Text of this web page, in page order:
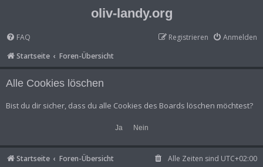
oliv-landy.org
FAQ Anmelden
Registrieren
Startseite
Foren-Übersicht
Alle Cookies löschen
Bist du dir sicher, dass du alle Cookies des Boards löschen möchtest?
Startseite Foren-Übersicht Alle Zeiten sind UTC+02:00